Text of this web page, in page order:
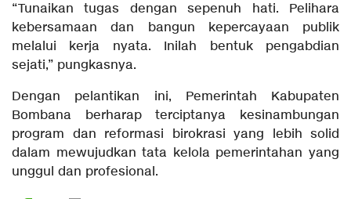
“Tunaikan tugas dengan sepenuh hati. Pelihara
kebersamaan dan bangun kepercayaan publik
melalui kerja nyata. Inilah bentuk pengabdian
sejati,” pungkasnya.
Dengan pelantikan ini, Pemerintah Kabupaten
Bombana berharap terciptanya kesinambungan
program dan reformasi birokrasi yang lebih solid
dalam mewujudkan tata kelola pemerintahan yang
unggul dan profesional.